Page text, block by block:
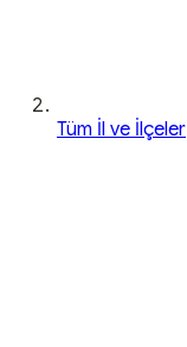
Tüm İl ve İlçeler